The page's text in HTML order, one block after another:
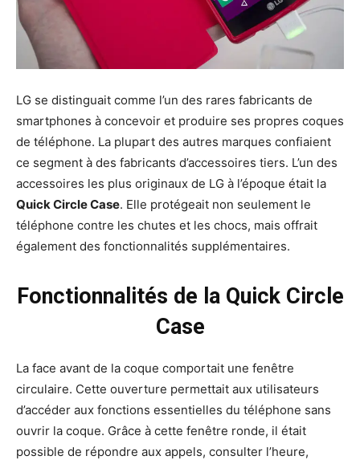
LG se distinguait comme l’un des rares fabricants de
smartphones à concevoir et produire ses propres coques
de téléphone. La plupart des autres marques confiaient
ce segment à des fabricants d’accessoires tiers. L’un des
accessoires les plus originaux de LG à l’époque était la
Quick Circle Case. Elle protégeait non seulement le
téléphone contre les chutes et les chocs, mais offrait
également des fonctionnalités supplémentaires.
Fonctionnalités de la Quick Circle
Case
La face avant de la coque comportait une fenêtre
circulaire. Cette ouverture permettait aux utilisateurs
d’accéder aux fonctions essentielles du téléphone sans
ouvrir la coque. Grâce à cette fenêtre ronde, il était
possible de répondre aux appels, consulter l’heure,